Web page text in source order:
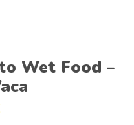
Wet Food –